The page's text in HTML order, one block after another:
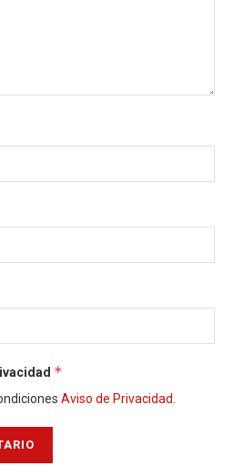
*
Aviso de Privacidad.